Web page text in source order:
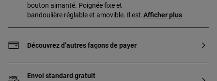
bouton aimanté. Poignée fixe et
bandoulière réglable et amovible. Il est
(hauteur x largeur x profondeur) :
Afficher plus
Découvrez d’autres façons de payer
Envoi standard gratuit